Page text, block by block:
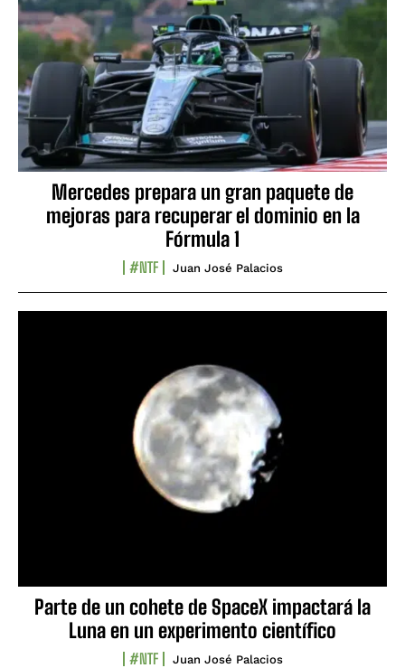
Mercedes prepara un gran paquete de
mejoras para recuperar el dominio en la
Fórmula 1
#NTF Juan José Palacios
Parte de un cohete de SpaceX impactará la
Luna en un experimento científico
#NTF Juan José Palacios